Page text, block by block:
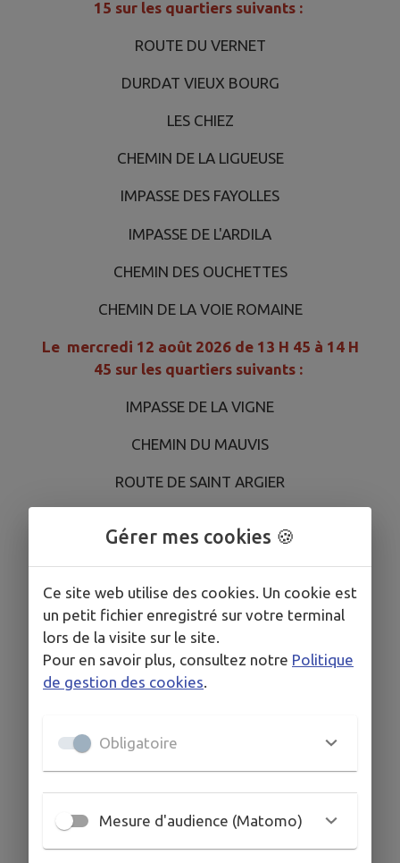
15 sur les quartiers suivants :
ROUTE DU VERNET
DURDAT VIEUX BOURG
LES CHIEZ
CHEMIN DE LA LIGUEUSE
IMPASSE DES FAYOLLES
IMPASSE DE L'ARDILA
CHEMIN DES OUCHETTES
CHEMIN DE LA VOIE ROMAINE
Le mercredi 12 août 2026 de 13 H 45 à 14 H
45 sur les quartiers suivants :
IMPASSE DE LA VIGNE
CHEMIN DU MAUVIS
ROUTE DE SAINT ARGIER
CHEMIN DU TILLOU DU BAS
LE TILLOU
LES BREGERES DU TILLOU
DURDAT VIEUX BOURG
Le lundi 17 août 2026 de 8 H 30 à 13 H 00 sur
Gérer mes cookies 🍪
Ce site web utilise des cookies. Un cookie est
un petit fichier enregistré sur votre terminal
lors de la visite sur le site.
Pour en savoir plus, consultez notre Politique
de gestion des cookies
Obligatoire
Mesure d'audience (Matomo)